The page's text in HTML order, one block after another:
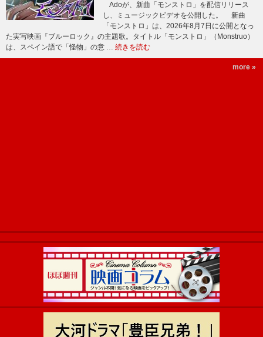
Adoが、新曲「モンストロ」を配信リリース
し、ミュージックビデオを公開した。 新曲
「モンストロ」は、2026年8月7日に公開となっ
た実写映画『ブルーロック』の主題歌。タイトル「モンストロ」（Monstruo）
は、スペイン語で「怪物」の意 … 続きを読む
more »